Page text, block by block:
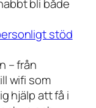
bli både
stöd
– från
wifi som
hjälp att få i